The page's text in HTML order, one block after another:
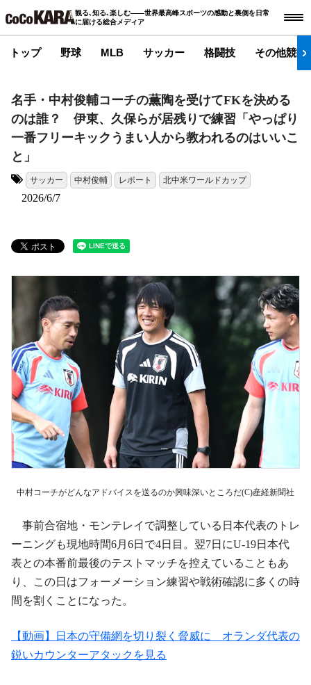
観る､知る､楽しむ――世界最高峰スポーツの感動と裏側を日常
に届ける総合メディア
トップ 野球 MLB サッカー 格闘技 その他競技
名手・中村俊輔コーチの薫陶を受けてFKを決める
のは誰？ 伊東、久保らが居残りで練習「やっぱり
一番フリーキックうまい人から教われるのはいいこ
と」
サッカー 中村俊輔 レポート 北中米ワールドカップ
2026/6/7
中村コーチがどんなアドバイスを送るのか興味深いところだ(C)産経新聞社
事前合宿地・モンテレイで調整している日本代表のトレ
ーニングも現地時間6月6日で4日目。翌7日にU-19日本代
表との本番前最後のテストマッチを控えていることもあ
り、この日はフォーメーション練習や戦術確認に多くの時
間を割くことになった。
【動画】日本の守備網を切り裂く脅威に オランダ代表の
鋭いカウンターアタックを見る